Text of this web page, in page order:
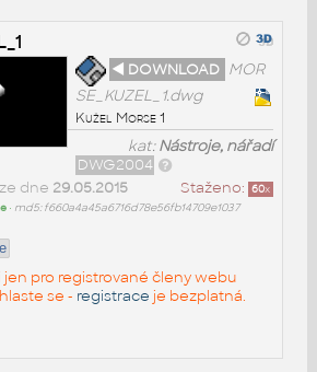
◄ DOWNLOAD MOR
SE_KUZEL_1.dwg
Kužel Morse 1
kat:Nástroje, nářadí
DWG2004
Staženo: 60x
dne 29.05.2015
• md5: f660a4a45a6716d78e56fb14709e1037
jen pro registrované členy webu
se - registrace je bezplatná.